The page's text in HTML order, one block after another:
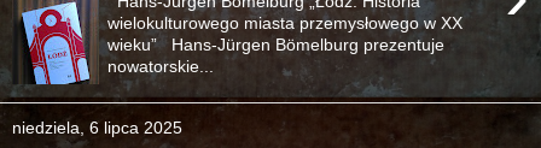
wielokulturowego miasta przemysłowego w XX
wieku” Hans-Jürgen Bömelburg prezentuje
nowatorskie...
niedziela, 6 lipca 2025